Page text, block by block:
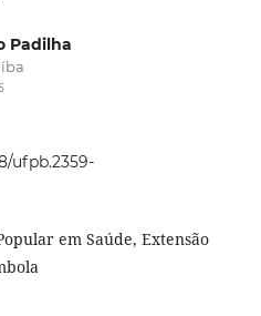
Padilha
ufpb.2359-
em Saúde, Extensão